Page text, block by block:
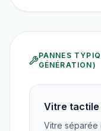
PANNES
GÉNÉRATION)
Vitre tactile
Vitre séparée